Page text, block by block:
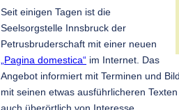
Seit einigen Tagen ist die
Seelsorgstelle Innsbruck der
Petrusbruderschaft mit einer neuen
„Pagina domestica“ im Internet. Das
Angebot informiert mit Terminen und
mit seinen etwas ausführlicheren